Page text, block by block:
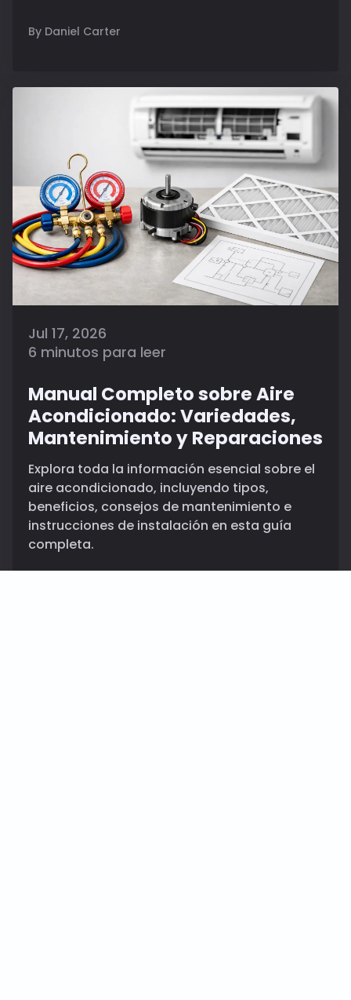
By Daniel Carter
Jul 17, 2026
6 minutos para leer
Manual Completo sobre Aire
Acondicionado: Variedades,
Mantenimiento y Reparaciones
Explora toda la información esencial sobre el
aire acondicionado, incluyendo tipos,
beneficios, consejos de mantenimiento e
instrucciones de instalación en esta guía
completa.